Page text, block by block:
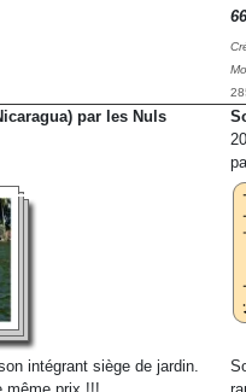
par les Nuls
intégrant siège de jardin.